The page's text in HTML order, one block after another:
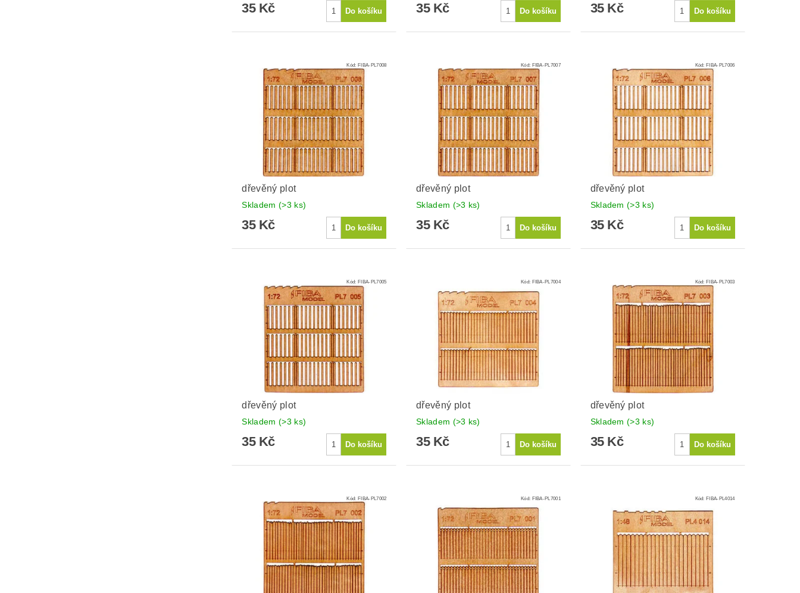
35 Kč 35 Kč 35 Kč
Kód: FIBA-PL7008
dřevěný plot
Skladem (>3 ks)
35 Kč
Kód: FIBA-PL7007
dřevěný plot
Skladem (>3 ks)
35 Kč
Kód:FIBA-PL7006
dřevěný plot
Skladem(>3 ks)
35 Kč
Kód: FIBA-PL7005
dřevěný plot
Skladem (>3 ks)
35 Kč
Kód: FIBA-PL7004
dřevěný plot
Skladem (>3 ks)
35 Kč
Kód:FIBA-PL7003
dřevěný plot
Skladem(>3 ks)
35 Kč
Kód: FIBA-PL7002 Kód: FIBA-PL7001 Kód:FIBA-PL4014